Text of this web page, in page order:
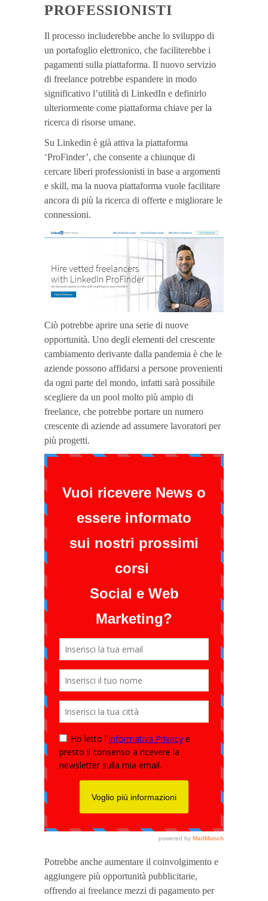
PROFESSIONISTI
Il processo includerebbe anche lo sviluppo di
un portafoglio elettronico, che faciliterebbe i
pagamenti sulla piattaforma. Il nuovo servizio
di freelance potrebbe espandere in modo
significativo l’utilità di LinkedIn e definirlo
ulteriormente come piattaforma chiave per la
ricerca di risorse umane.
Su Linkedin è già attiva la piattaforma
‘ProFinder’, che consente a chiunque di
cercare liberi professionisti in base a argomenti
e skill, ma la nuova piattaforma vuole facilitare
ancora di più la ricerca di offerte e migliorare le
connessioni.
Ciò potrebbe aprire una serie di nuove
opportunità. Uno degli elementi del crescente
cambiamento derivante dalla pandemia è che le
aziende possono affidarsi a persone provenienti
da ogni parte del mondo, infatti sarà possibile
scegliere da un pool molto più ampio di
freelance, che potrebbe portare un numero
crescente di aziende ad assumere lavoratori per
più progetti.
Potrebbe anche aumentare il coinvolgimento e
aggiungere più opportunità pubblicitarie,
offrendo ai freelance mezzi di pagamento per